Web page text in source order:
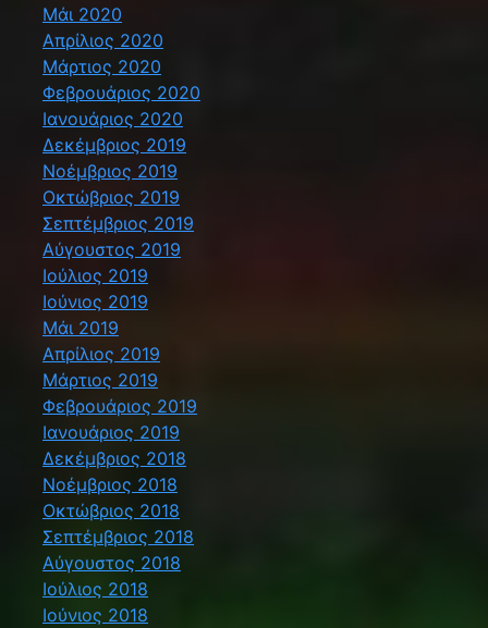
Μάι 2020
Απρίλιος 2020
Μάρτιος 2020
Φεβρουάριος 2020
Ιανουάριος 2020
Δεκέμβριος 2019
Νοέμβριος 2019
Οκτώβριος 2019
Σεπτέμβριος 2019
Αύγουστος 2019
Ιούλιος 2019
Ιούνιος 2019
Μάι 2019
Απρίλιος 2019
Μάρτιος 2019
Φεβρουάριος 2019
Ιανουάριος 2019
Δεκέμβριος 2018
Νοέμβριος 2018
Οκτώβριος 2018
Σεπτέμβριος 2018
Αύγουστος 2018
Ιούλιος 2018
Ιούνιος 2018